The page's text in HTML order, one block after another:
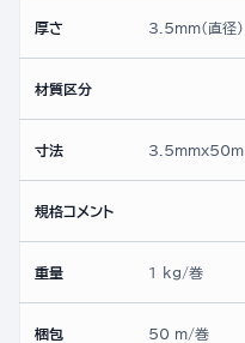
厚さ 3.5mm(直径)
材質区分
寸法 3.5mmx50ｍ
規格コメント
重量 1 kg/巻
梱包 50 m/巻